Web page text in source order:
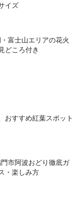
イズ
富士山エリアの花火
どころ付き
おすすめ紅葉スポット
市阿波おどり徹底ガ
・楽しみ方